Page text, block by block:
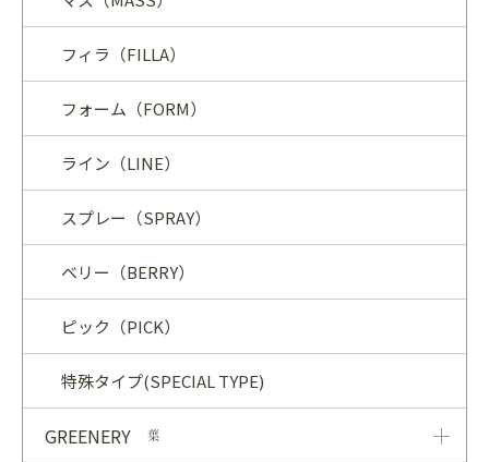
フィラ（FILLA）
フォーム（FORM）
ライン（LINE）
スプレー（SPRAY）
ベリー（BERRY）
ピック（PICK）
特殊タイプ(SPECIAL TYPE)
GREENERY 葉